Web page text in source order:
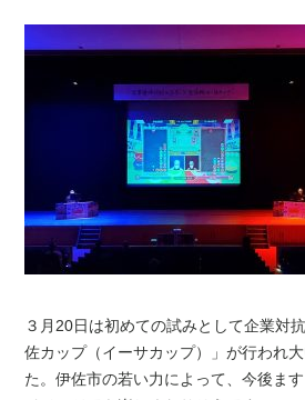
３月20日は初めての試みとして企業対抗
佐カップ（イーサカップ）」 が行われ
た。伊佐市の若い力によって、今後ま